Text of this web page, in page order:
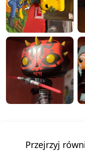
Przejrzyj